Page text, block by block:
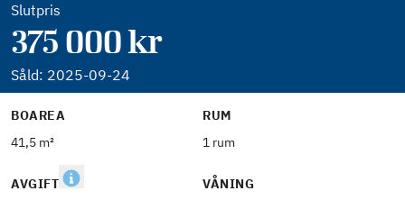
Slutpris
375 000 kr
Såld: 2025-09-24
BOAREA
41,5 m²
RUM
1 rum
AVGIFT
VÅNING